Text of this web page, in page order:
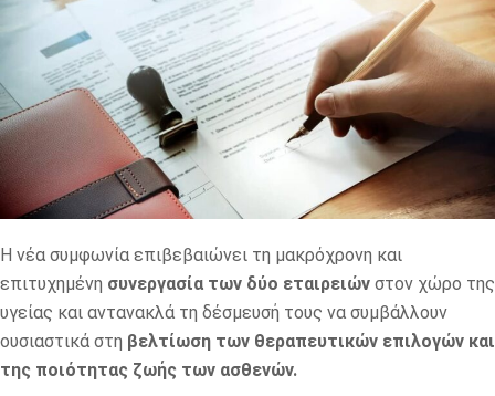
Η νέα συμφωνία επιβεβαιώνει τη μακρόχρονη και
επιτυχημένη συνεργασία των δύο εταιρειών στον χώρο της
υγείας και αντανακλά τη δέσμευσή τους να συμβάλλουν
ουσιαστικά στη βελτίωση των θεραπευτικών επιλογών και
της ποιότητας ζωής των ασθενών.